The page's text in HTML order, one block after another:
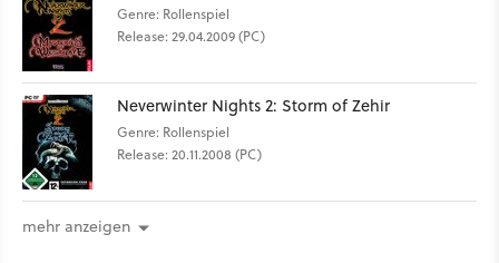
Genre: Rollenspiel
Release: 29.04.2009 (PC)
Neverwinter Nights 2: Storm of Zehir
Genre: Rollenspiel
Release: 20.11.2008 (PC)
mehr anzeigen